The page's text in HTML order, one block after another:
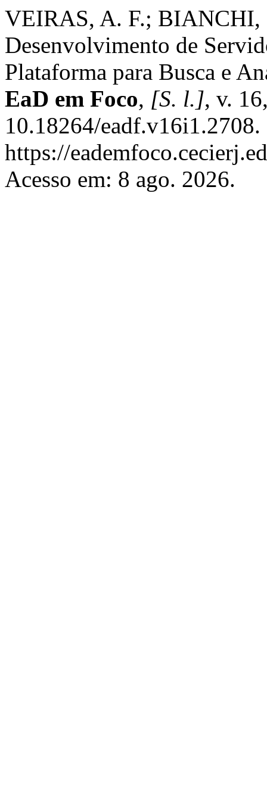
VEIRAS, A. F.; BIANCHI,
Desenvolvimento de
Plataforma para Busca e
EaD em Foco, [S. l.], v.
10.18264/
https://
Acesso em: 8 ago. 2026.